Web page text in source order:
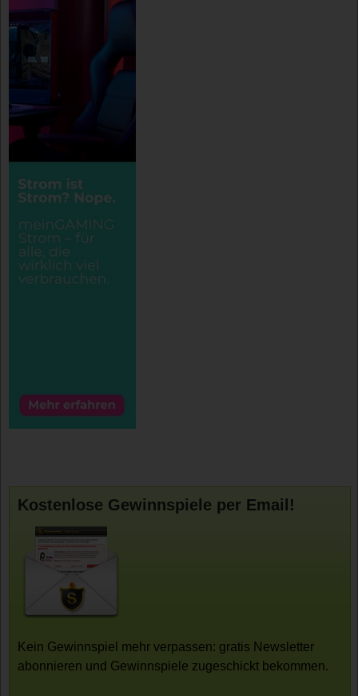
Kostenlose Gewinnspiele per Email!
Kein Gewinnspiel mehr verpassen: gratis Newsletter
abonnieren und Gewinnspiele zugeschickt bekommen.